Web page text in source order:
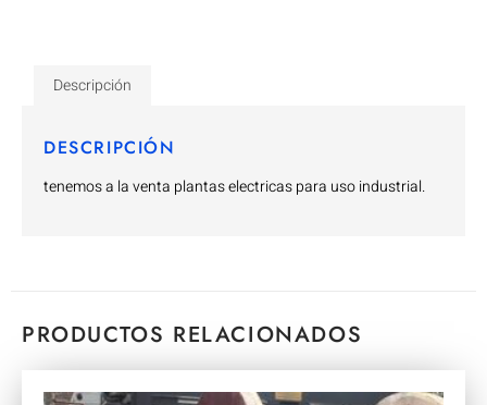
Descripción
DESCRIPCIÓN
tenemos a la venta plantas electricas para uso industrial.
PRODUCTOS RELACIONADOS